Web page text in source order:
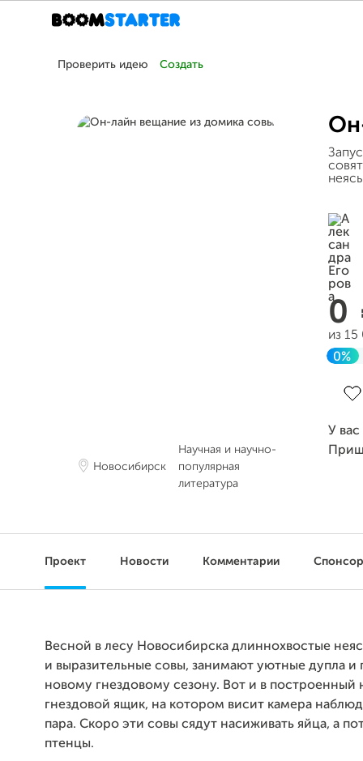
Проверить идею Создать
Новосибирск
Научная и научно-
популярная
литература
0
из
0%
У
Проект Новости Комментарии
Весной в лесу Новосибирска длиннохвостые
и выразительные совы, занимают уютные дупла и
новому гнездовому сезону. Вот и в построенный
гнездовой ящик, на котором висит камера
пара. Скоро эти совы сядут насиживать яйца, а
птенцы.